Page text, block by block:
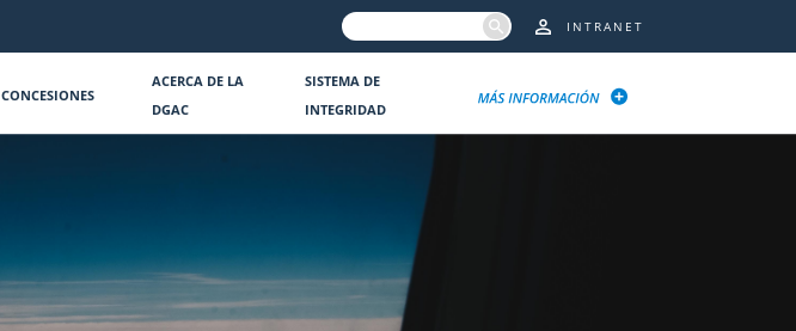
INTRANET
CONCESIONES
ACERCA DE LA
DGAC
SISTEMA DE
INTEGRIDAD